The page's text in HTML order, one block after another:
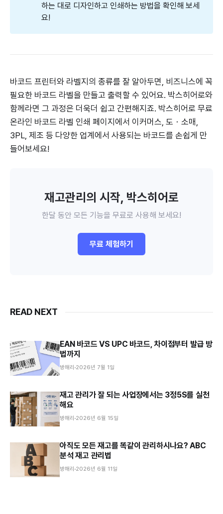
하는 대로 디자인하고 인쇄하는 방법을 확인해 보세
요!
바코드 프린터와 라벨지의 종류를 잘 알아두면, 비즈니스에 꼭
필요한 바코드 라벨을 만들고 출력할 수 있어요. 박스히어로와
함께라면 그 과정은 더욱더 쉽고 간편해지죠. 박스히어로 무료
온라인 바코드 라벨 인쇄 페이지에서 이커머스, 도・소매,
3PL, 제조 등 다양한 업계에서 사용되는 바코드를 손쉽게 만
들어보세요!
재고관리의 시작, 박스히어로
한달 동안 모든 기능을 무료로 사용해 보세요!
무료 체험하기
READ NEXT
EAN 바코드 VS UPC 바코드, 차이점부터 발급 방
법까지
방해리 2026년 7월 1일
재고 관리가 잘 되는 사업장에서는 3정5S를 실천
해요
방해리 2026년 6월 15일
아직도 모든 재고를 똑같이 관리하시나요? ABC
분석 재고 관리법
방해리 2026년 6월 11일